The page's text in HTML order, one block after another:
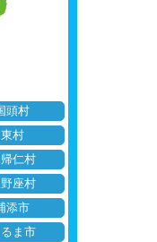
頭村
東村
仁村
座村
添市
るま市